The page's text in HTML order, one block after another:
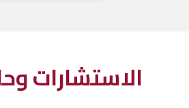
الاستشارات